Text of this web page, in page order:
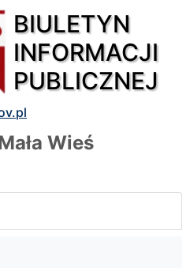
BIULETYN
INFORMACJI
PUBLICZNEJ
Wieś